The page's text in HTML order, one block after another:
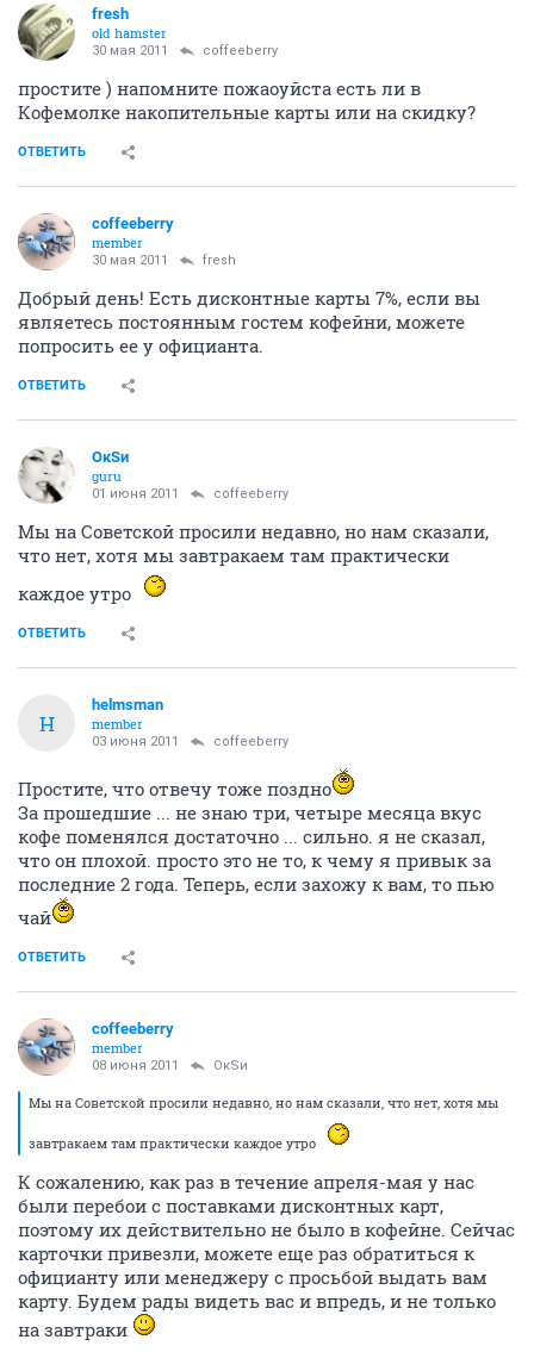
fresh
old hamster
30 мая 2011 coffeeberry
простите ) напомните пожаоуйста есть ли в
Кофемолке накопительные карты или на скидку?
ОТВЕТИТЬ
coffeeberry
member
30 мая 2011 fresh
Добрый день! Есть дисконтные карты 7%, если вы
являетесь постоянным гостем кофейни, можете
попросить ее у официанта.
ОТВЕТИТЬ
ОкSи
guru
01 июня 2011 coffeeberry
Мы на Советской просили недавно, но нам сказали,
что нет, хотя мы завтракаем там практически
каждое утро
ОТВЕТИТЬ
H
helmsman
member
03 июня 2011 coffeeberry
Простите, что отвечу тоже поздно
За прошедшие ... не знаю три, четыре месяца вкус
кофе поменялся достаточно ... сильно. я не сказал,
что он плохой. просто это не то, к чему я привык за
последние 2 года. Теперь, если захожу к вам, то пью
чай
ОТВЕТИТЬ
coffeeberry
member
08 июня 2011 ОкSи
Мы на Советской просили недавно, но нам сказали, что нет, хотя мы
завтракаем там практически каждое утро
К сожалению, как раз в течение апреля-мая у нас
были перебои с поставками дисконтных карт,
поэтому их действительно не было в кофейне. Сейчас
карточки привезли, можете еще раз обратиться к
официанту или менеджеру с просьбой выдать вам
карту. Будем рады видеть вас и впредь, и не только
на завтраки